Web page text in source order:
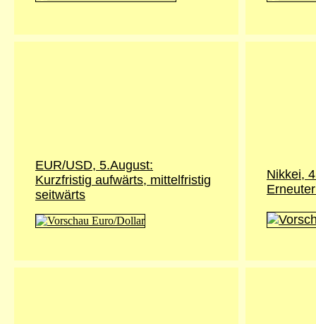
EUR/USD, 5.August:
Kurzfristig aufwärts, mittelfristig
seitwärts
Nikkei,